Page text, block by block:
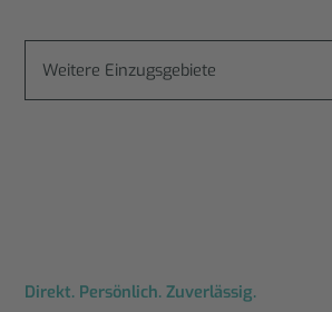
Weitere Einzugsgebiete
Direkt. Persönlich. Zuverlässig.